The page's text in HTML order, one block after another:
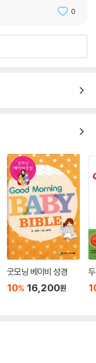
0
굿모닝 베이비 성경
10% 16,200원